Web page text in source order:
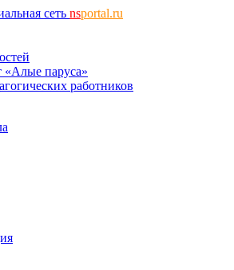
сеть nsportal.ru
«Алые паруса»
работников